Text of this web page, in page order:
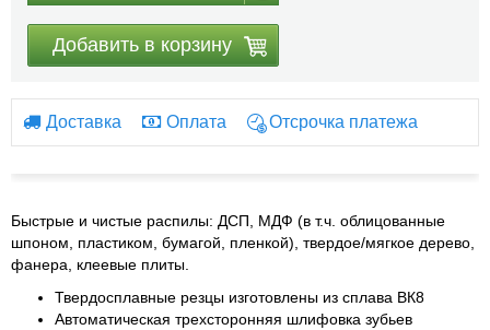
Добавить в корзину
Доставка Оплата Отсрочка платежа
Быстрые и чистые распилы: ДСП, МДФ (в т.ч. облицованные
шпоном, пластиком, бумагой, пленкой), твердое/мягкое дерево,
фанера, клеевые плиты.
Твердосплавные резцы изготовлены из сплава ВК8
Автоматическая трехсторонняя шлифовка зубьев